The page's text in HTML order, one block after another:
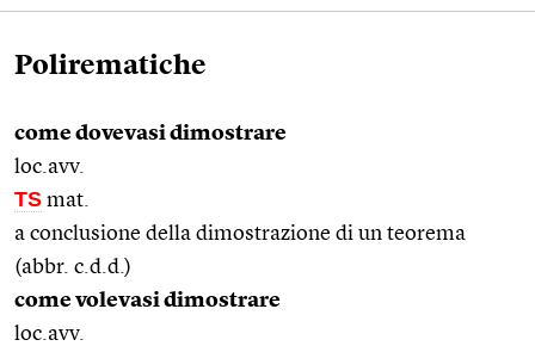
Polirematiche
come dovevasi dimostrare
loc.avv.
TS mat.
a conclusione della dimostrazione di un teorema
(abbr. c.d.d.)
come volevasi dimostrare
loc.avv.